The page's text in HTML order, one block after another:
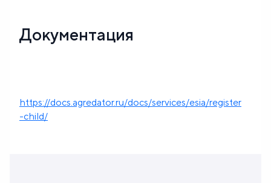
Документация
https://docs.agredator.ru/docs/services/esia/register
-child/